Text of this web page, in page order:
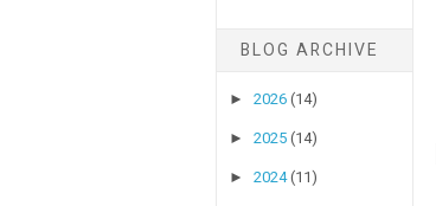
BLOG ARCHIVE
►2026 (14)
►2025 (14)
►2024 (11)